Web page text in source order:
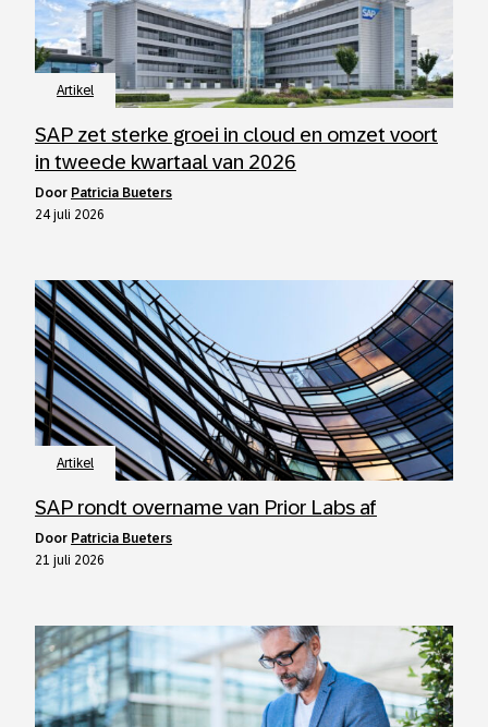
Artikel
SAP zet sterke groei in cloud en omzet voort
in tweede kwartaal van 2026
door Patricia Bueters
24 juli 2026
Artikel
SAP rondt overname van Prior Labs af
door Patricia Bueters
21 juli 2026